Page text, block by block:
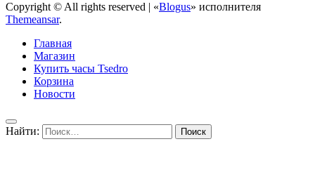
Copyright © All rights reserved | «Blogus» исполнителя
Themeansar.
Главная
Магазин
Купить часы Tsedro
Корзина
Новости
Найти: